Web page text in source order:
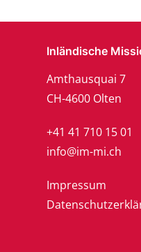
Inländische
Amthausquai 7
CH-4600 Olten
+41 41 710 15 01
info@im-mi.ch
Impressum